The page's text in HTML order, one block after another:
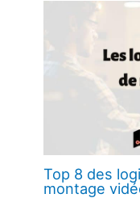
Top 8 des
montage